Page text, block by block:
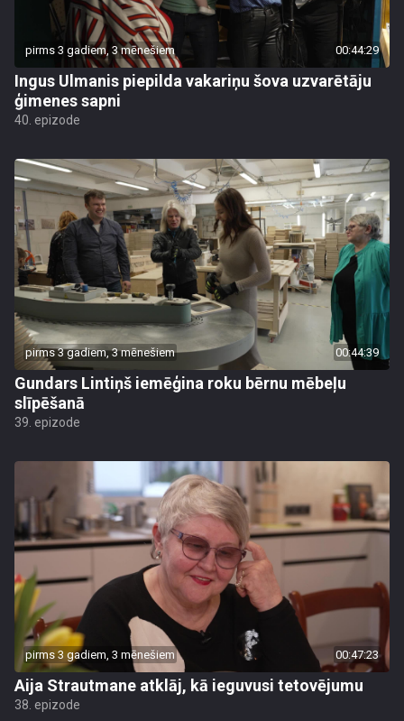
pirms 3 gadiem, 3 mēnešiem 00:44:29
Ingus Ulmanis piepilda vakariņu šova uzvarētāju
ģimenes sapni
40. epizode
pirms 3 gadiem, 3 mēnešiem 00:44:39
Gundars Lintiņš iemēģina roku bērnu mēbeļu
slīpēšanā
39. epizode
pirms 3 gadiem, 3 mēnešiem 00:47:23
Aija Strautmane atklāj, kā ieguvusi tetovējumu
38. epizode